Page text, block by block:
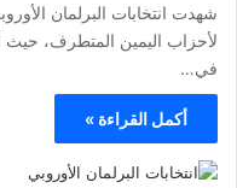
لأحزاب اليمين المتطرف، حيث
في…
أكمل القراءة »